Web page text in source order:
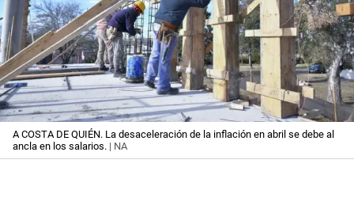
A COSTA DE QUIÉN. La desaceleración de la inflación en abril se debe al
ancla en los salarios. | NA